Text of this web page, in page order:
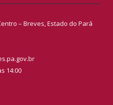
– Breves, Estado do Pará
14:00